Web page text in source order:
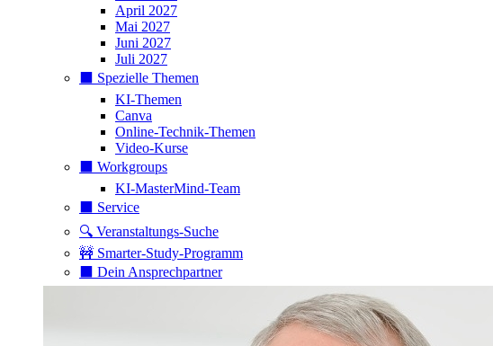
April 2027
Mai 2027
Juni 2027
Juli 2027
⬛️ Spezielle Themen
KI-Themen
Canva
Online-Technik-Themen
Video-Kurse
⬛️ Workgroups
KI-MasterMind-Team
⬛️ Service
🔍 Veranstaltungs-Suche
🚧 Smarter-Study-Programm
⬛️ Dein Ansprechpartner